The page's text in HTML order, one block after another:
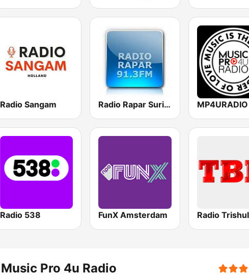
Radio Sangam Radio Rapar Suriname MP4URADIO
Radio 538 FunX Amsterdam Radio Trishul
Music Pro 4u Radio